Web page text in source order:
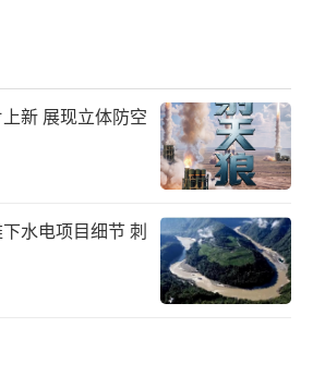
新 展现立体防空
水电项目细节 刺